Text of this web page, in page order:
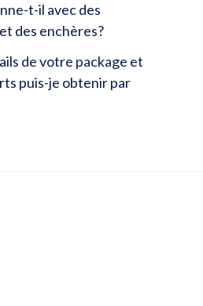
t-il avec des
des enchères?
de votre package et
puis-je obtenir par